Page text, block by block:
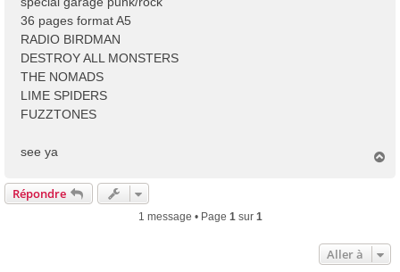
g
e
36 pages format A5
RADIO BIRDMAN
DESTROY ALL MONSTERS
THE NOMADS
LIME SPIDERS
FUZZTONES
see ya
Répondre
1 message • Page 1 sur 1
Aller à